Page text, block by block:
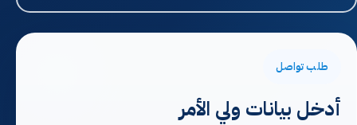
طلب تواصل
أدخل بيانات ولي الأمر